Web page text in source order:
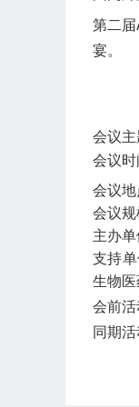
第二
宴。
会议
会议
会议
会议
主办
支持
生物医
会前
同期